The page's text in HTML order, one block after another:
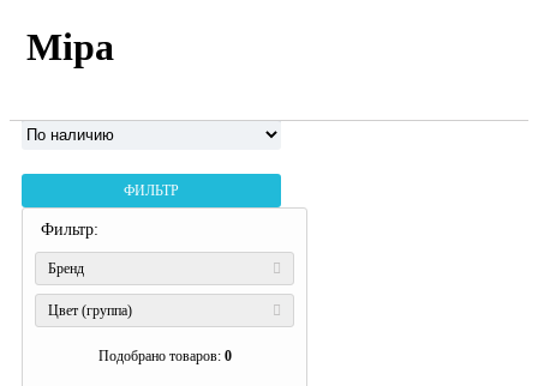
Mipa
ФИЛЬТР
Фильтр:
Бренд
Цвет (группа)
Подобрано товаров: 0